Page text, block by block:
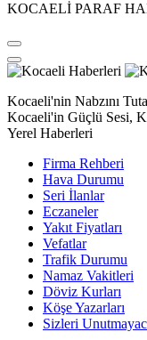
KOCAELİ PARAF
Kocaeli'nin Nabzını
Kocaeli'in Güçlü Sesi,
Yerel Haberleri
Firma Rehberi
Hava Durumu
Seri İlanlar
Eczaneler
Yakıt Fiyatları
Vefatlar
Trafik Durumu
Namaz Vakitleri
Döviz Kurları
Köşe Yazarları
Sizleri